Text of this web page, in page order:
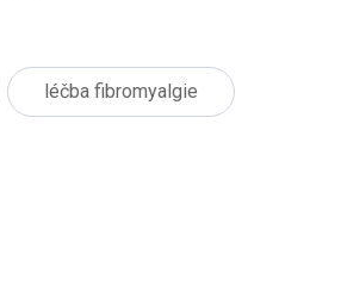
léčba fibromyalgie